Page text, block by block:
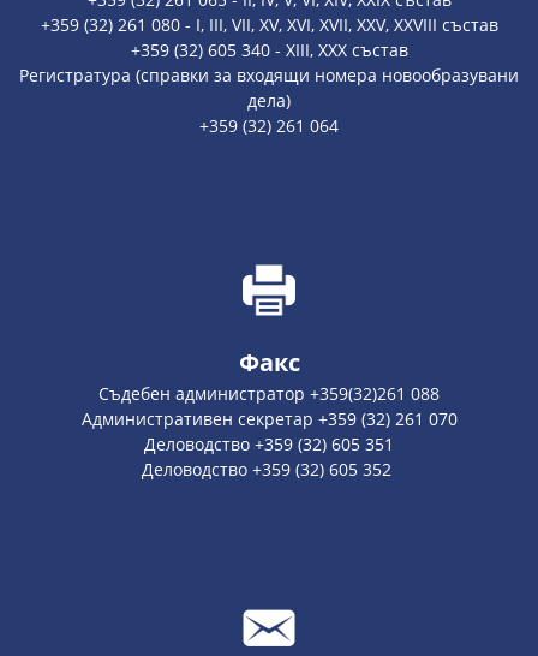
+359 (32) 261 080 - I, III, VII, XV, XVI, XVII, XXV, XXVIII състав
+359 (32) 605 340 - XIII, XXX състав
Регистратура (справки за входящи номера новообразувани
дела)
+359 (32) 261 064
Факс
Съдебен администратор +359(32)261 088
Административен секретар +359 (32) 261 070
Деловодство +359 (32) 605 351
Деловодство +359 (32) 605 352